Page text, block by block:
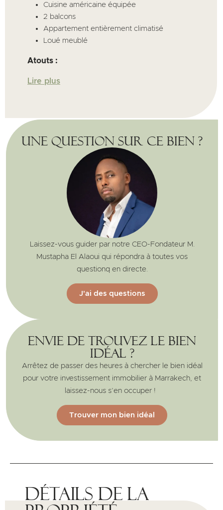
Cuisine américaine équipée
2 balcons
Appartement entièrement climatisé
Loué meublé
Atouts :
Lire plus
Envie de trouvez le bien
idéal ?
Arrêtez de passer des heures à chercher le bien idéal
pour votre investissement immobilier à Marrakech, et
laissez-nous s’en occuper !
Trouver mon bien idéal
Une question sur ce bien ?
Laissez-vous guider par notre CEO-Fondateur M.
Mustapha El Alaoui qui répondra à toutes vos
questionq en directe.
J'ai des questions
Détails de la